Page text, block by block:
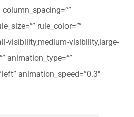
rule_color=””
visibility,medium-visibility,large-
animation_type=””
animation_speed=”0.3″